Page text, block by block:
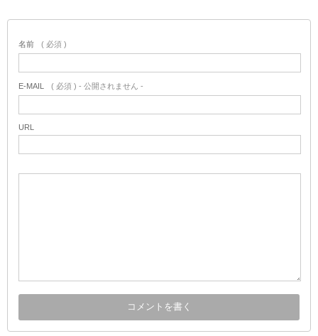
名前 ( 必須 )
E-MAIL ( 必須 ) - 公開されません -
URL